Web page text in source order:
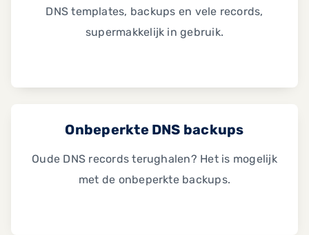
DNS templates, backups en vele records,
supermakkelijk in gebruik.
Onbeperkte DNS backups
Oude DNS records terughalen? Het is mogelijk
met de onbeperkte backups.